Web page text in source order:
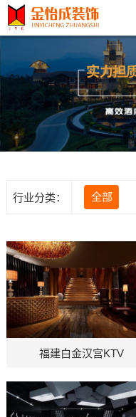
行业分类： 全部
地址：福建白金汉宫KTV
福建白金汉宫KTV